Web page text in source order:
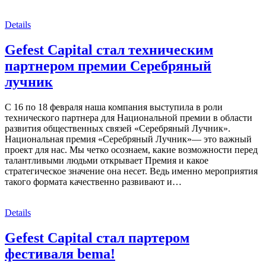
Details
Gefest Capital стал техническим
партнером премии Серебряный
лучник
С 16 по 18 февраля наша компания выступила в роли
технического партнера для Национальной премии в области
развития общественных связей «Серебряный Лучник».
Национальная премия «Серебряный Лучник»— это важный
проект для нас. Мы четко осознаем, какие возможности перед
талантливыми людьми открывает Премия и какое
стратегическое значение она несет. Ведь именно мероприятия
такого формата качественно развивают и…
Details
Gefest Capital стал партером
фестиваля bema!